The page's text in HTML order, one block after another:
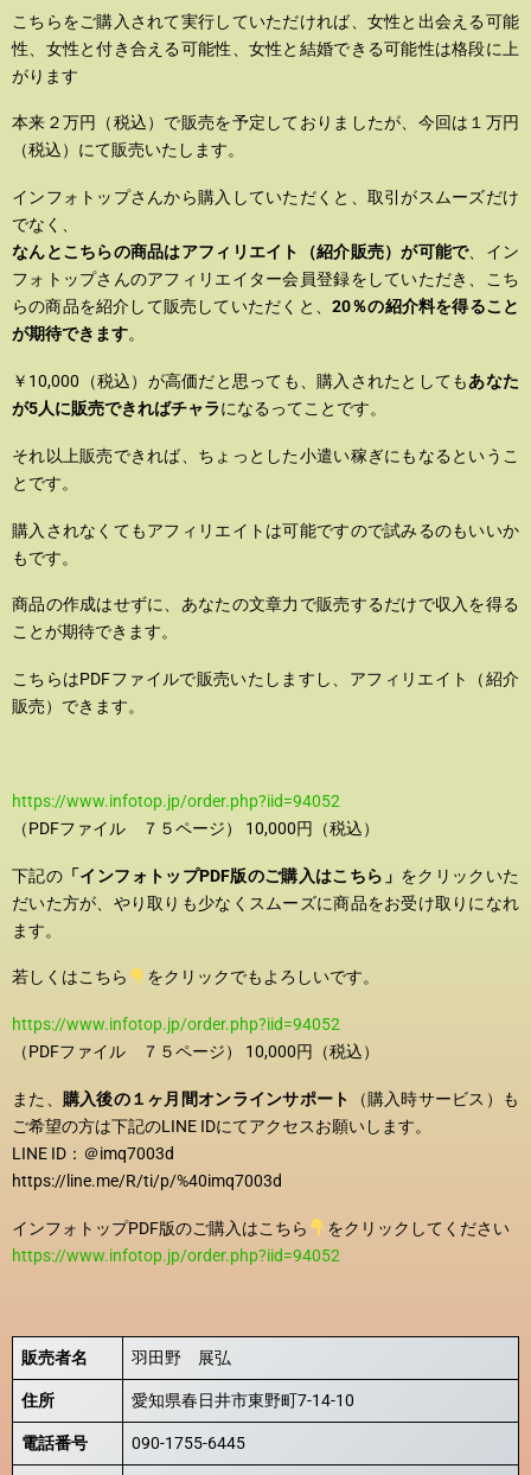
こちらをご購入されて実行していただければ、女性と出会える可能
性、女性と付き合える可能性、女性と結婚できる可能性は格段に上
がります
本来２万円（税込）で販売を予定しておりましたが、今回は１万円
（税込）にて販売いたします。
インフォトップさんから購入していただくと、取引がスムーズだけ
でなく、
なんとこちらの商品はアフィリエイト（紹介販売）が可能で、イン
フォトップさんのアフィリエイター会員登録をしていただき、こち
らの商品を紹介して販売していただくと、 20％の紹介料を得ること
が期待できます。
￥10,000（税込）が高価だと思っても、購入されたとしてもあなた
が5人に販売できればチャラになるってことです。
それ以上販売できれば、ちょっとした小遣い稼ぎにもなるというこ
とです。
購入されなくてもアフィリエイトは可能ですので試みるのもいいか
もです。
商品の作成はせずに、あなたの文章力で販売するだけで収入を得る
ことが期待できます。
こちらはPDFファイルで販売いたしますし、アフィリエイト（紹介
販売）できます。
https://www.infotop.jp/order.php?iid=94052
（PDFファイル ７５ページ） 10,000円（税込）
下記の 「インフォトップPDF版のご購入はこちら」 をクリックいた
だいた方が、やり取りも少なくスムーズに商品をお受け取りになれ
ます。
若しくはこちら をクリックでもよろしいです。
https://www.infotop.jp/order.php?iid=94052
（PDFファイル ７５ページ） 10,000円（税込）
また、 購入後の１ヶ月間オンラインサポート
（購入時サービス）も
ご希望の方は下記のLINE IDにてアクセスお願いします。
LINE ID：＠imq7003d
https://line.me/R/ti/p/%40imq7003d
インフォトップPDF版のご購入はこちら
をクリックしてください
https://www.infotop.jp/order.php?iid=94052
販売者名 羽田野 展弘
住所 愛知県春日井市東野町7-14-10
電話番号 090-1755-6445